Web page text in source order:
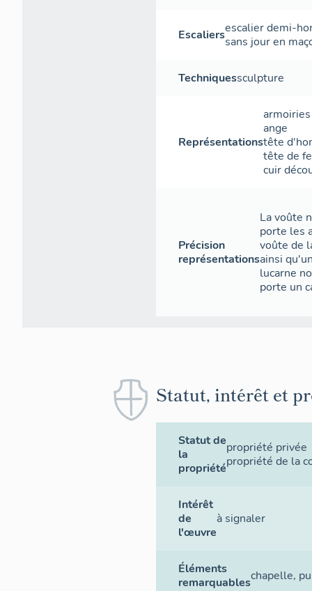
Escaliersescalier demi-
sans jouren
Techniquessculpture
Représentations
armoiries
ange
tête
tête de
cuir
Précision
représentations
La voûte
porte les
voûte de
ainsi
lucarne
porte un
Statut, intérêt et
Statut de
la
propriété
propriété privée
propriété de la
Intérêt
de
l'œuvre
à signaler
Éléments
remarquableschapelle,